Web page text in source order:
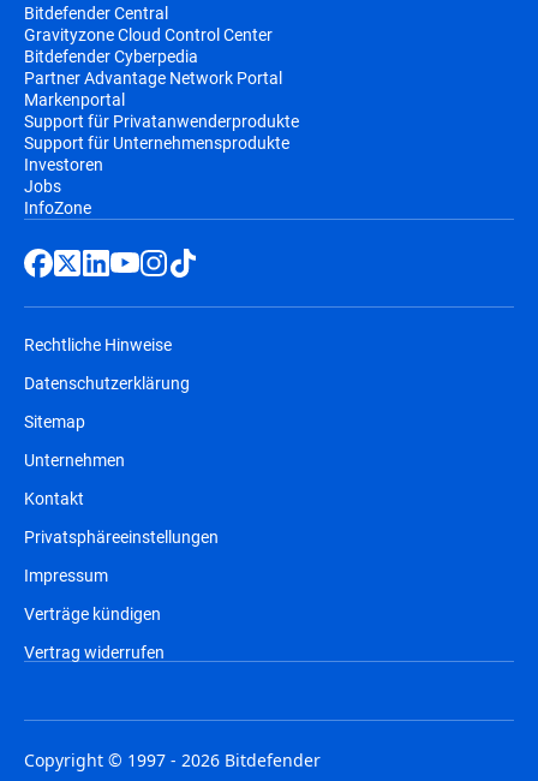
Bitdefender Central
Gravityzone Cloud Control Center
Bitdefender Cyberpedia
Partner Advantage Network Portal
Markenportal
Support für Privatanwenderprodukte
Support für Unternehmensprodukte
Investoren
Jobs
InfoZone
Rechtliche Hinweise
Datenschutzerklärung
Sitemap
Unternehmen
Kontakt
Privatsphäreeinstellungen
Impressum
Verträge kündigen
Vertrag widerrufen
Copyright © 1997 - 2026 Bitdefender